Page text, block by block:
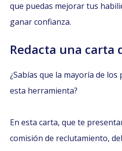
que puedas mejorar tus
ganar confianza.
Redacta una carta
¿Sabías que la mayoría de
esta herramienta?
En esta carta, que te
comisión de reclutamiento,